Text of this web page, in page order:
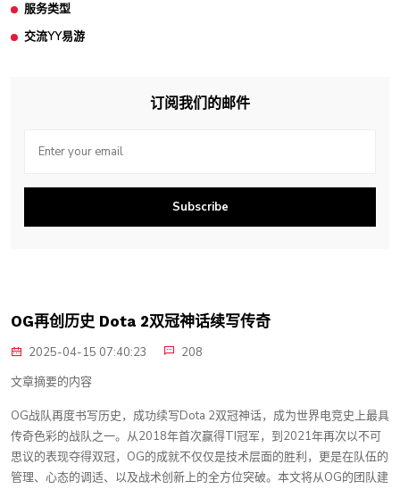
服务类型
交流YY易游
订阅我们的邮件
Subscribe
OG再创历史 Dota 2双冠神话续写传奇
2025-04-15 07:40:23
208
文章摘要的内容
OG战队再度书写历史，成功续写Dota 2双冠神话，成为世界电竞史上最具
传奇色彩的战队之一。从2018年首次赢得TI冠军，到2021年再次以不可
思议的表现夺得双冠，OG的成就不仅仅是技术层面的胜利，更是在队伍的
管理、心态的调适、以及战术创新上的全方位突破。本文将从OG的团队建